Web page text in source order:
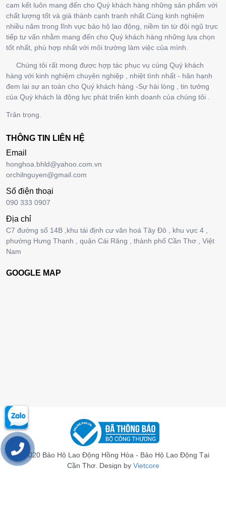
cam kết luôn mang đến cho Quý khách hàng những sản phẩm với
chất lượng tốt và giá thành cạnh tranh nhất.Cùng kinh nghiệm
nhiều năm trong lĩnh vực bảo hộ lao động, niềm tin từ đội ngũ trực
tiếp tư vấn nhằm mang đến cho Quý khách hàng những lựa chọn
tốt nhất, phù hợp nhất với môi trường làm việc của mình.
Chúng tôi rất mong được hợp tác phục vụ cùng Quý khách
hàng với kinh nghiệm chuyên nghiệp , nhiệt tình nhất - hân hạnh
đem lại sự an toàn cho Quý khách hàng -Sự hài lòng , tin tưởng
của Quý khách là động lực phát triển kinh doanh của chúng tôi .
Trân trọng.
THÔNG TIN LIÊN HỆ
Email
honghoa.bhld@yahoo.com.vn
orchilnguyen@gmail.com
Số điện thoại
090 333 0907
Địa chỉ
C7 đường số 14B ,khu tái định cư văn hoá Tây Đô , khu vực 4 ,
phường Hưng Thạnh , quận Cái Răng , thành phố Cần Thơ , Việt
Nam
GOOGLE MAP
© 2020 Bảo Hộ Lao Động Hồng Hòa - Bảo Hộ Lao Động Tại
Cần Thơ. Design by Vietcore